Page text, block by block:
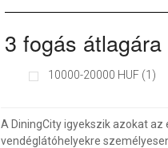
3 fogás átlagára
10000-20000 HUF (1)
A DiningCity igyekszik azokat
vendéglátóhelyekre